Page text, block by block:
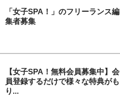
「女子SPA！」のフリーランス編
集者募集
【女子SPA！無料会員募集中】会
員登録するだけで様々な特典がも
り...